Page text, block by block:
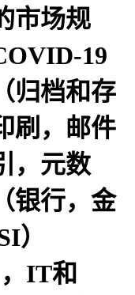
市场规
19
归档和存
刷，邮件
，元数
银行，金
）
IT和